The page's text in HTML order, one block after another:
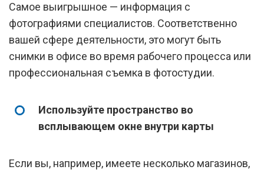
Самое выигрышное — информация с
фотографиями специалистов. Соответственно
вашей сфере деятельности, это могут быть
снимки в офисе во время рабочего процесса или
профессиональная съемка в фотостудии.
Используйте пространство во
всплывающем окне внутри карты
Если вы, например, имеете несколько магазинов,